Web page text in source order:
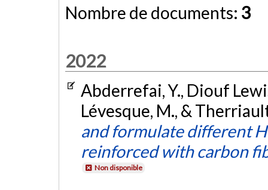
Nombre de documents: 3
2022
Abderrefai, Y., Diouf
Lévesque, M., &
and formulate different
reinforced with carbon
Non disponible